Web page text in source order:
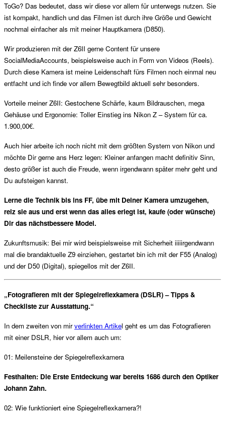
ToGo? Das bedeutet, dass wir diese vor allem für unterwegs nutzen. Sie
ist kompakt, handlich und das Filmen ist durch ihre Größe und Gewicht
nochmal einfacher als mit meiner Hauptkamera (D850).
Wir produzieren mit der Z6II gerne Content für unsere
SocialMediaAccounts, beispielsweise auch in Form von Videos (Reels).
Durch diese Kamera ist meine Leidenschaft fürs Filmen noch einmal neu
entfacht und ich finde vor allem Bewegtbild aktuell sehr besonders.
Vorteile meiner Z6II: Gestochene Schärfe, kaum Bildrauschen, mega
Gehäuse und Ergonomie: Toller Einstieg ins Nikon Z – System für ca.
1.900,00€.
Auch hier arbeite ich noch nicht mit dem größten System von Nikon und
möchte Dir gerne ans Herz legen: Kleiner anfangen macht definitiv Sinn,
desto größer ist auch die Freude, wenn irgendwann später mehr geht und
Du aufsteigen kannst.
Lerne die Technik bis ins FF, übe mit Deiner Kamera umzugehen,
reiz sie aus und erst wenn das alles erlegt ist, kaufe (oder wünsche)
Dir das nächstbessere Model.
Zukunftsmusik: Bei mir wird beispielsweise mit Sicherheit iiiiirgendwann
mal die brandaktuelle Z9 einziehen, gestartet bin ich mit der F55 (Analog)
und der D50 (Digital), spiegellos mit der Z6II.
„Fotografieren mit der Spiegelreflexkamera (DSLR) – Tipps &
Checkliste zur Ausstattung.“
In dem zweiten von mirverlinkten Artikel geht es um das Fotografieren
mit einer DSLR, hier vor allem auch um:
01: Meilensteine der Spiegelreflexkamera
Festhalten: Die Erste Entdeckung war bereits 1686 durch den Optiker
Johann Zahn.
02: Wie funktioniert eine Spiegelreflexkamera?!